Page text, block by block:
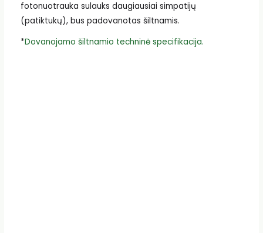
fotonuotrauka sulauks daugiausiai simpatijų
(patiktukų), bus padovanotas šiltnamis.
*Dovanojamo šiltnamio techninė specifikacija.